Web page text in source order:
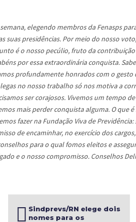
elegendo membros da Fenasps
suas presidências. Por meio do nosso
é o nosso pecúlio, fruto da
por essa extraordinária conquista.
profundamente honrados com o gesto
no nosso trabalho só nos motiva a
ser corajosos. Vivemos um tempo
mais perder conquista alguma. O que
fazer na Fundação Viva de
de encaminhar, no exercício dos
para o qual fomos eleitos e
e o nosso compromisso. Conselhos
Sindprevs/RN elege dois
nomes para os